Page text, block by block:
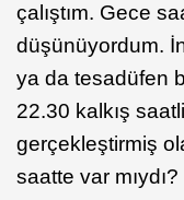
çalıştım. Gece
düşünüyordum.
ya da tesadüfen
22.30 kalkış
gerçekleştirmiş
saatte var